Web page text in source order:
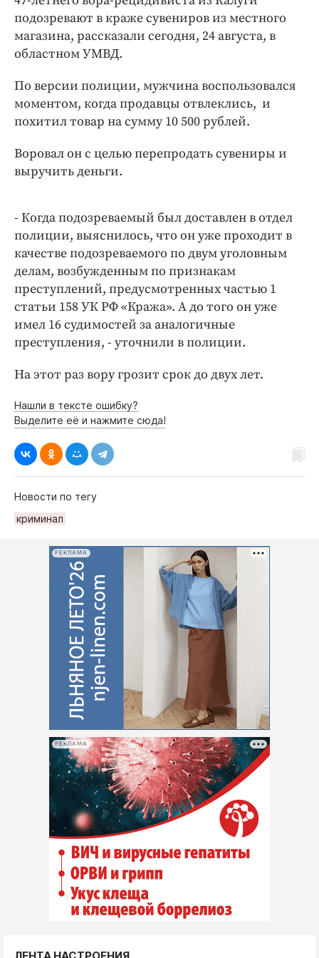
Интересное чтиво
Клиника года
Бренд года
подозревают в краже сувениров из местного
магазина, рассказали сегодня, 24 августа, в
областном УМВД.
По версии полиции, мужчина воспользовался
моментом, когда продавцы отвлеклись, и
похитил товар на сумму 10 500 рублей.
Воровал он с целью перепродать сувениры и
выручить деньги.
- Когда подозреваемый был доставлен в отдел
полиции, выяснилось, что он уже проходит в
качестве подозреваемого по двум уголовным
делам, возбужденным по признакам
преступлений, предусмотренных частью 1
статьи 158 УК РФ «Кража». А до того он уже
имел 16 судимостей за аналогичные
преступления, - уточнили в полиции.
На этот раз вору грозит срок до двух лет.
Нашли в тексте ошибку?
Выделите её и нажмите сюда!
Новости по тегу
криминал
РЕКЛАМА
РЕКЛАМА